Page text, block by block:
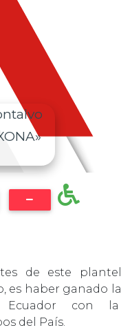
de este plantel
es haber ganado la
Ecuador con la
del País.